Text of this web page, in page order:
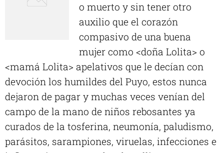
o muerto y sin tener otro
auxilio que el corazón
compasivo de una buena
mujer como <doña Lolita> o
<mamá Lolita> apelativos que le decían con
devoción los humildes del Puyo, estos nunca
dejaron de pagar y muchas veces venían del
campo de la mano de niños rebosantes ya
curados de la tosferina, neumonía, paludismo,
parásitos, sarampiones, viruelas, infecciones e